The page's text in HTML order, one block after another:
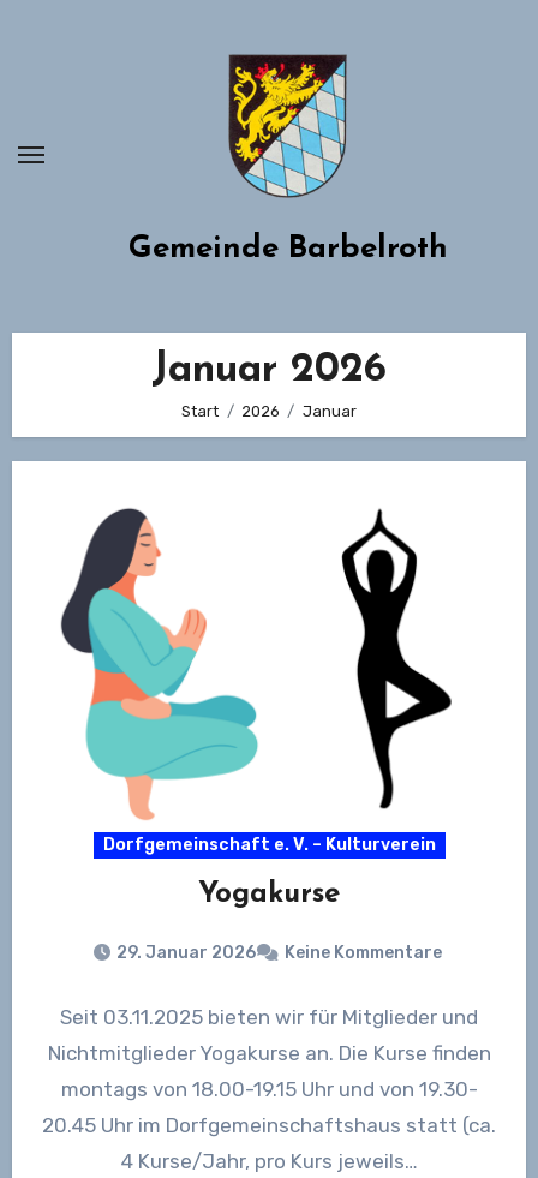
Gemeinde Barbelroth
Januar 2026
Start 2026 Januar
Dorfgemeinschaft e. V. – Kulturverein
Yogakurse
29. Januar 2026 Keine Kommentare
Seit 03.11.2025 bieten wir für Mitglieder und
Nichtmitglieder Yogakurse an. Die Kurse finden
montags von 18.00-19.15 Uhr und von 19.30-
20.45 Uhr im Dorfgemeinschaftshaus statt (ca.
4 Kurse/Jahr, pro Kurs jeweils…